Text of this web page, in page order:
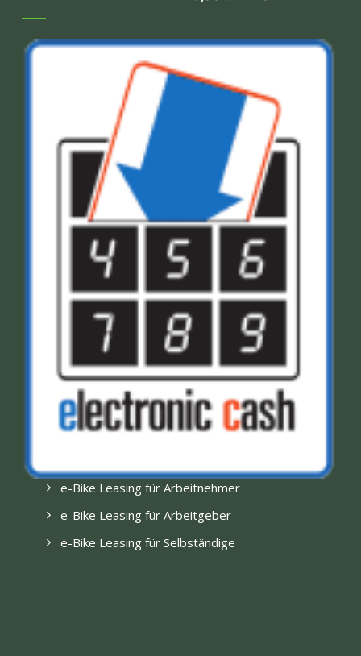
e-Bike Leasing für Arbeitnehmer
e-Bike Leasing für Arbeitgeber
e-Bike Leasing für Selbständige